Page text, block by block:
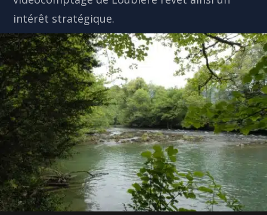
intérêt stratégique.